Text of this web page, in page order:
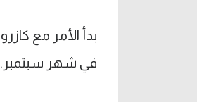
في شهر سبتمبر.